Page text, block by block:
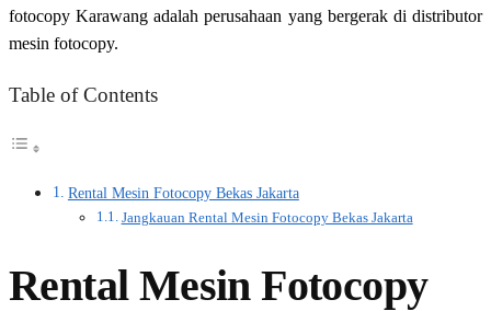
fotocopy Karawang adalah perusahaan yang bergerak di distributor
mesin fotocopy.
Table of Contents
Rental Mesin Fotocopy Bekas Jakarta
Jangkauan Rental Mesin Fotocopy Bekas Jakarta
Rental Mesin Fotocopy